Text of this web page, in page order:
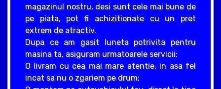
magazinul nostru, desi sunt cele mai bune de
pe piata, pot fi achizitionate cu un pret
extrem de atractiv.
Dupa ce am gasit luneta potrivita pentru
masina ta, asiguram urmatoarele servicii:
O livram cu cea mai mare atentie, in asa fel
incat sa nu o zgariem pe drum;